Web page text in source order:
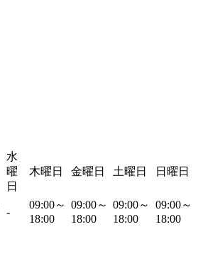
水
曜
日
木曜日 金曜日 土曜日 日曜日
-
09:00～
18:00
09:00～
18:00
09:00～
18:00
09:00～
18:00